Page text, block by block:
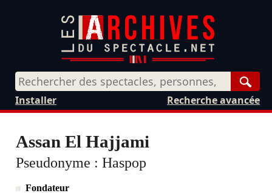
Recherche avancée
Installer
Assan El Hajjami
Pseudonyme : Haspop
Fondateur